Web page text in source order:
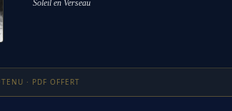
Soleil en Verseau
· PDF OFFERT